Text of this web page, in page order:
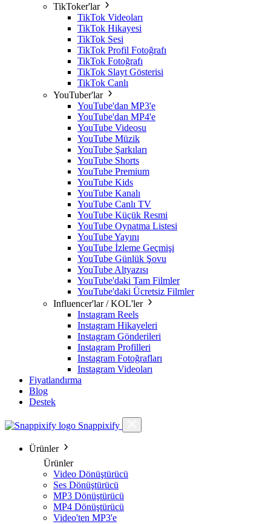
TikToker'lar
TikTok Videoları
TikTok Hikayesi
TikTok Sesi
TikTok Profil Fotoğrafı
TikTok Fotoğrafı
TikTok Slayt Gösterisi
TikTok Canlı
YouTuber'lar
YouTube'dan MP3'e
YouTube'dan MP4'e
YouTube Videosu
YouTube Müzik
YouTube Şarkıları
YouTube Shorts
YouTube Premium
YouTube Kids
YouTube Kanalı
YouTube Canlı TV
YouTube Küçük Resmi
YouTube Oynatma Listesi
YouTube Yayını
YouTube İzleme Geçmişi
YouTube Günlük Şovu
YouTube Altyazısı
YouTube'daki Tam Filmler
YouTube'daki Ücretsiz Filmler
Influencer'lar / KOL'ler
Instagram Reels
Instagram Hikayeleri
Instagram Gönderileri
Instagram Profilleri
Instagram Fotoğrafları
Instagram Videoları
Fiyatlandırma
Blog
Destek
Snappixify
Ürünler
Ürünler
Video Dönüştürücü
Ses Dönüştürücü
MP3 Dönüştürücü
MP4 Dönüştürücü
Video'ten MP3'e